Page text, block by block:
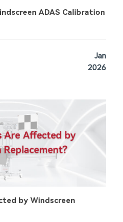
ADAS Calibration
Jan
2026
by Windscreen